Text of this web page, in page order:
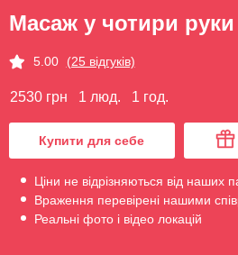
Масаж у чотири руки
5.00 (25 відгуків)
2530 грн 1 люд. 1 год.
Купити для себе
Ціни не відрізняються від наших
Враження перевірені нашими
Реальні фото і відео локацій